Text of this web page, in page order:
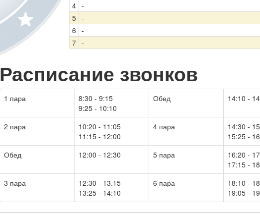
4 -
5 -
6 -
7 -
Расписание звонков
1 пара
8:30 - 9:15
9:25 - 10:10
Обед 14:10 -
2 пара
10:20 - 11:05
11:15 - 12:00
4 пара
14:30 -
15:25 -
Обед
12:00 - 12:30 5 пара
16:20 -
17:15 -
3 пара
12:30 - 13.15
13:25 - 14:10
6 пара
18:10 -
19:05 -